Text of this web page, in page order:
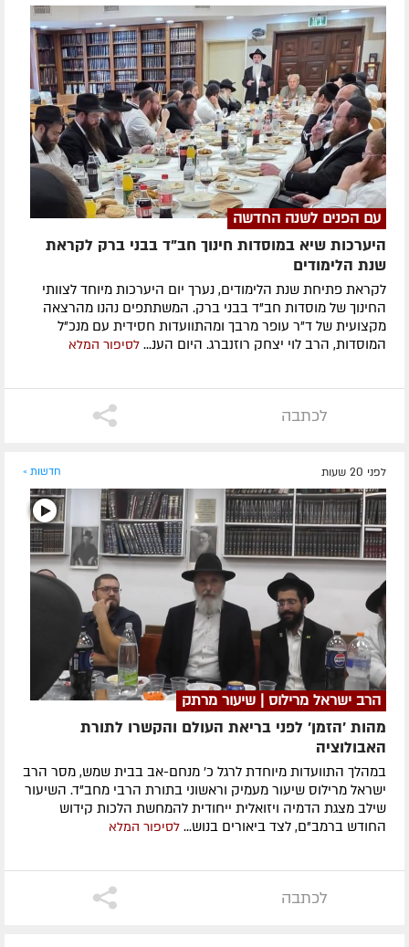
עם הפנים לשנה החדשה
היערכות שיא במוסדות חינוך חב"ד בבני ברק לקראת
שנת הלימודים
לקראת פתיחת שנת הלימודים, נערך יום היערכות מיוחד לצוותי
החינוך של מוסדות חב"ד בבני ברק. המשתתפים נהנו מהרצאה
מקצועית של ד"ר עופר מרבך ומהתוועדות חסידית עם מנכ"ל
המוסדות, הרב לוי יצחק רוזנברג. היום הענ... לסיפור המלא
לכתבה
לפני 20 שעות חדשות »
הרב ישראל מרילוס | שיעור מרתק
מהות 'הזמן' לפני בריאת העולם והקשרו לתורת
האבולוציה
במהלך התוועדות מיוחדת לרגל כ' מנחם-אב בבית שמש, מסר הרב
ישראל מרילוס שיעור מעמיק וראשוני בתורת הרבי מחב"ד. השיעור
שילב מצגת הדמיה ויזואלית ייחודית להמחשת הלכות קידוש
החודש ברמב"ם, לצד ביאורים בנוש... לסיפור המלא
לכתבה